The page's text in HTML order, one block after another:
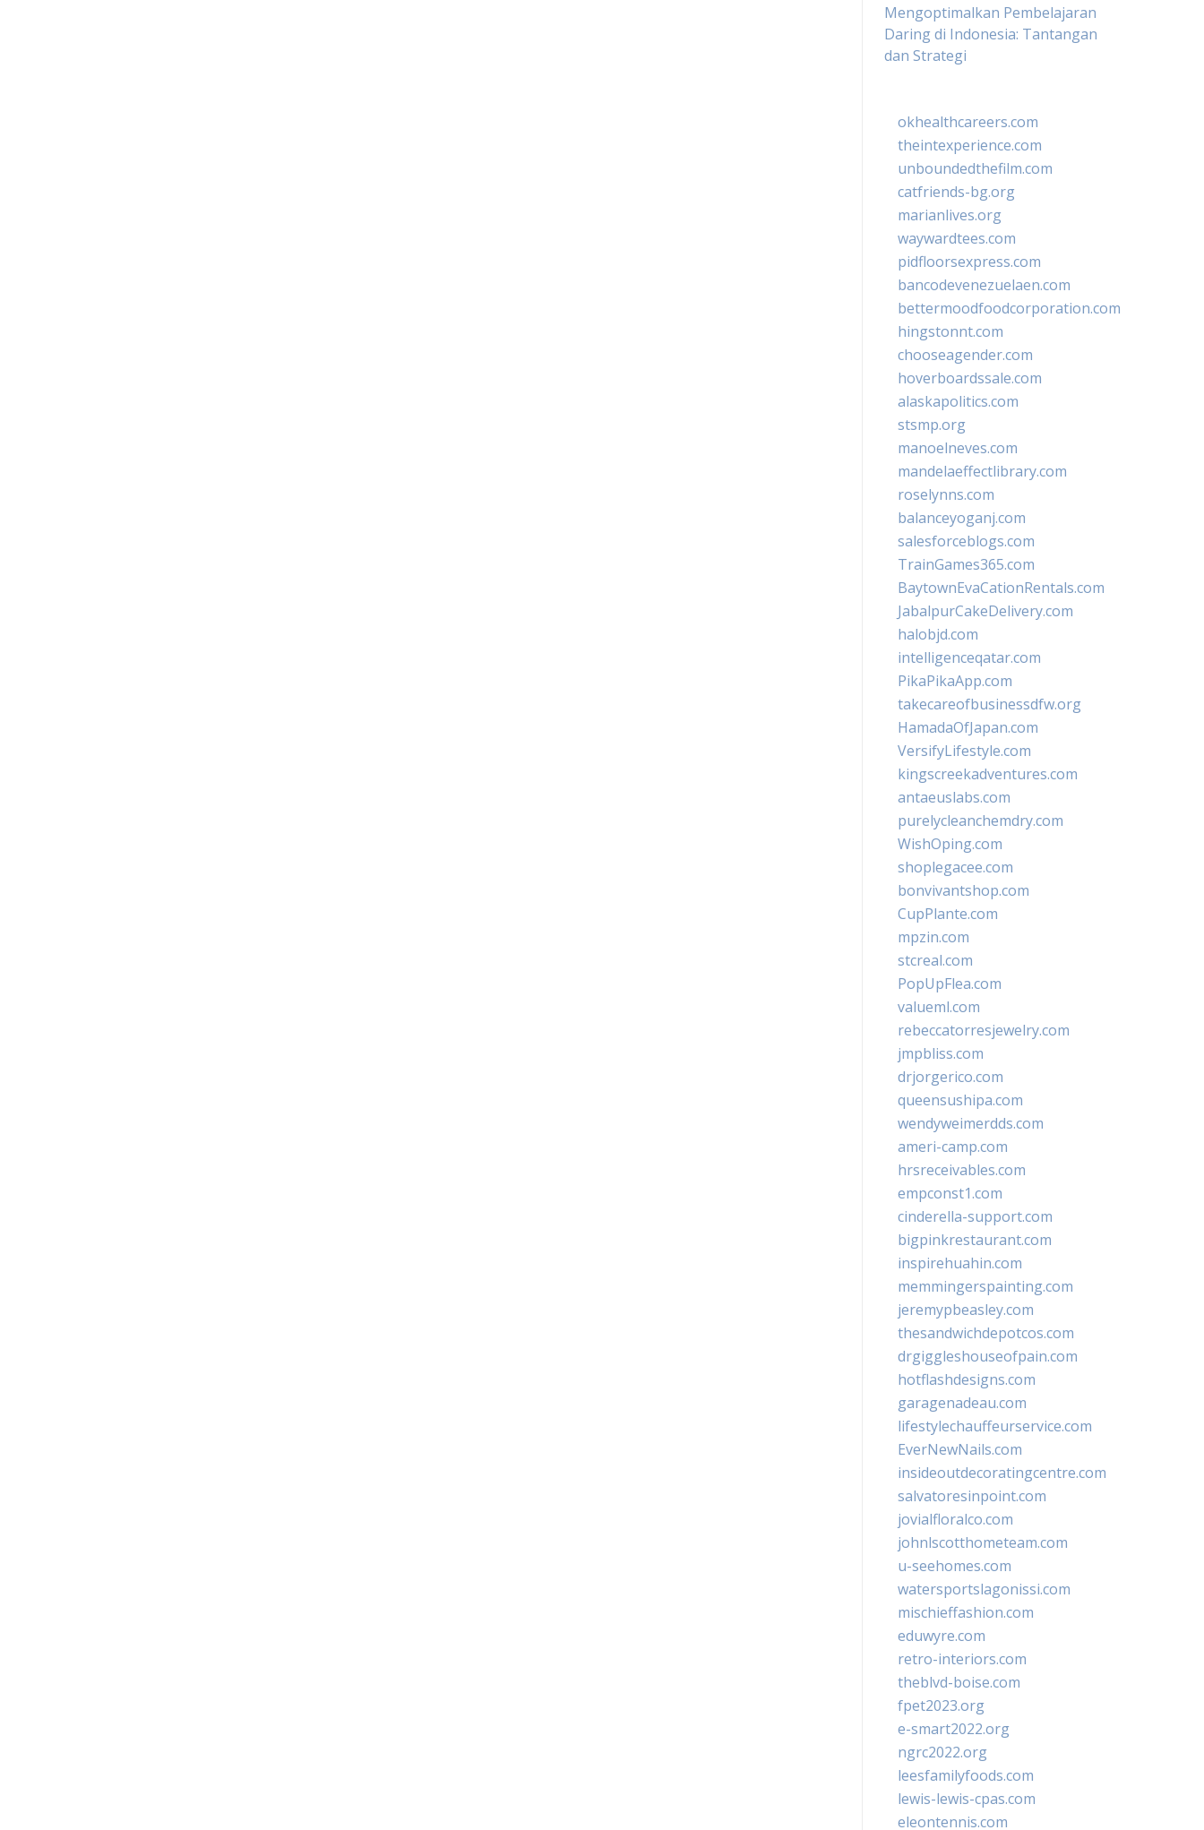
Mengoptimalkan Pembelajaran
Daring di Indonesia: Tantangan
dan Strategi
okhealthcareers.com
theintexperience.com
unboundedthefilm.com
catfriends-bg.org
marianlives.org
waywardtees.com
pidfloorsexpress.com
bancodevenezuelaen.com
bettermoodfoodcorporation.com
hingstonnt.com
chooseagender.com
hoverboardssale.com
alaskapolitics.com
stsmp.org
manoelneves.com
mandelaeffectlibrary.com
roselynns.com
balanceyoganj.com
salesforceblogs.com
TrainGames365.com
BaytownEvaCationRentals.com
JabalpurCakeDelivery.com
halobjd.com
intelligenceqatar.com
PikaPikaApp.com
takecareofbusinessdfw.org
HamadaOfJapan.com
VersifyLifestyle.com
kingscreekadventures.com
antaeuslabs.com
purelycleanchemdry.com
WishOping.com
shoplegacee.com
bonvivantshop.com
CupPlante.com
mpzin.com
stcreal.com
PopUpFlea.com
valueml.com
rebeccatorresjewelry.com
jmpbliss.com
drjorgerico.com
queensushipa.com
wendyweimerdds.com
ameri-camp.com
hrsreceivables.com
empconst1.com
cinderella-support.com
bigpinkrestaurant.com
inspirehuahin.com
memmingerspainting.com
jeremypbeasley.com
thesandwichdepotcos.com
drgiggleshouseofpain.com
hotflashdesigns.com
garagenadeau.com
lifestylechauffeurservice.com
EverNewNails.com
insideoutdecoratingcentre.com
salvatoresinpoint.com
jovialfloralco.com
johnlscotthometeam.com
u-seehomes.com
watersportslagonissi.com
mischieffashion.com
eduwyre.com
retro-interiors.com
theblvd-boise.com
fpet2023.org
e-smart2022.org
ngrc2022.org
leesfamilyfoods.com
lewis-lewis-cpas.com
eleontennis.com